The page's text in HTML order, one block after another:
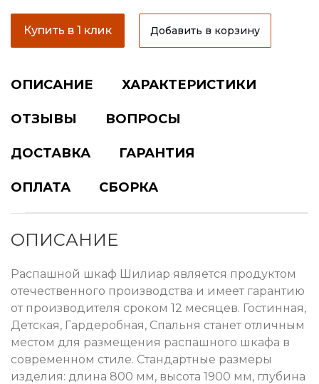
Купить в 1 клик Добавить в корзину
ОПИСАНИЕ ХАРАКТЕРИСТИКИ
ОТЗЫВЫ ВОПРОСЫ
ДОСТАВКА ГАРАНТИЯ
ОПЛАТА СБОРКА
ОПИСАНИЕ
Распашной шкаф Шилиар является продуктом
отечественного производства и имеет гарантию
от производителя сроком 12 месяцев. Гостинная,
Детская, Гардеробная, Спальня станет отличным
местом для размещения распашного шкафа в
современном стиле. Стандартные размеры
изделия: длина 800 мм, высота 1900 мм, глубина